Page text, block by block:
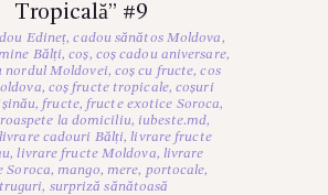
Tropicală” #9
Edineț,cadou sănătos Moldova,
Bălți,coș, coș cadou aniversare,
nordul Moldovei, coș cu fructe,cos
, coș fructe tropicale,coșuri
, fructe, fructe exotice Soroca,
la domiciliu, iubeste.md,
livrare cadouri Bălți,livrare fructe
,livrare fructe Moldova, livrare
Soroca,mango, mere, portocale,
, surpriză sănătoasă